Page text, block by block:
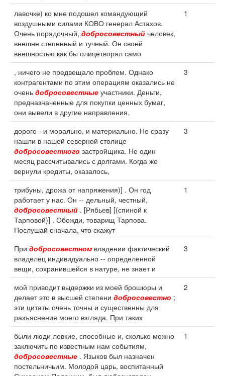
лавочке) ко мне подошел командующий
воздушными силами КОВО генерал Астахов.
Очень порядочный, добросовестный человек,
внешне степенный и тучный. Он своей
внешностью как бы олицетворял само
1
, ничего не предвещало проблем. Однако
контрагентами по этим операциям оказались не
очень добросовестные участники. Деньги,
предназначенные для покупки ценных бумаг,
они вывели в другие направления.
3
дорого - и морально, и материально. Не сразу
нашли в нашей северной столице
добросовестного застройщика. Не один
месяц рассчитывались с долгами. Когда же
вернули кредиты, оказалось,
3
трибуны, дрожа от напряжения)] . Он год
работает у нас. Он -- дельный, честный,
добросовестный . [Рябьев] [(спиной к
Тарповой)] . Обожди, товарищ Тарпова.
Послушай сначала, что скажут
1
При добросовестном владении фактический
владелец индивидуально -- определенной
вещи, сохранившейся в натуре, не знает и
3
мой приводит выдержки из моей брошюры и
делает это в высшей степени добросовестно ;
эти цитаты очень точны и существенны для
разъяснения моего взгляда. При таких
2
были люди ловкие, способные и, сколько можно
заключить по известным нам событиям,
добросовестные . Языков был назначен
постельничьим. Молодой царь, воспитанный
1